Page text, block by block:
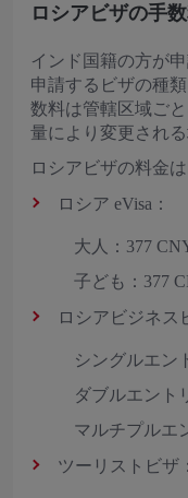
ロシアビザの手
インド国籍の方が
申請するビザの種
数料は管轄区域ご
量により変更される
ロシアビザの料金
ロシア eVisa：
大人：377
子ども：377
ロシアビジネス
シングルエン
ダブルエント
マルチプルエ
ツーリストビザ：